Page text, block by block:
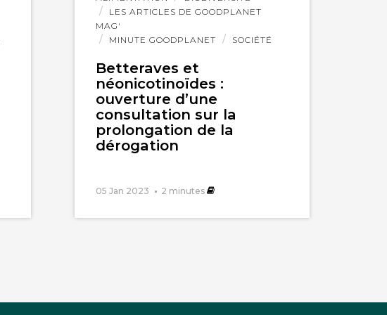
LES ARTICLES DE GOODPLANET
MAG'
MINUTE GOODPLANET
SOCIÉTÉ
Betteraves et
néonicotinoïdes :
ouverture d’une
consultation sur la
prolongation de la
dérogation
05 Jan 2023 2 minutes
l'article